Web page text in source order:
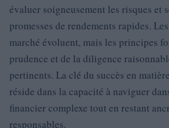
évaluer soigneusement les risques et
promesses de rendements rapides.
marché évoluent, mais les principes
prudence et de la diligence
pertinents. La clé du succès en
réside dans la capacité à naviguer
financier complexe tout en restant
responsables.